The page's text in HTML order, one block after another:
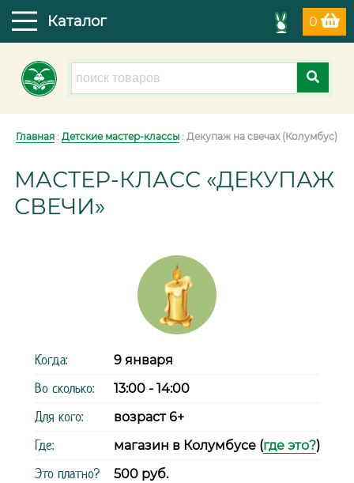
0
Каталог
Главная : Детские мастер-классы : Декупаж на свечах (Колумбус)
МАСТЕР-КЛАСС «ДЕКУПАЖ
СВЕЧИ»
Когда: 9 января
Во сколько: 13:00 - 14:00
Для кого: возраст 6+
Где: магазин в Колумбусе (где это?)
Это платно? 500 руб.